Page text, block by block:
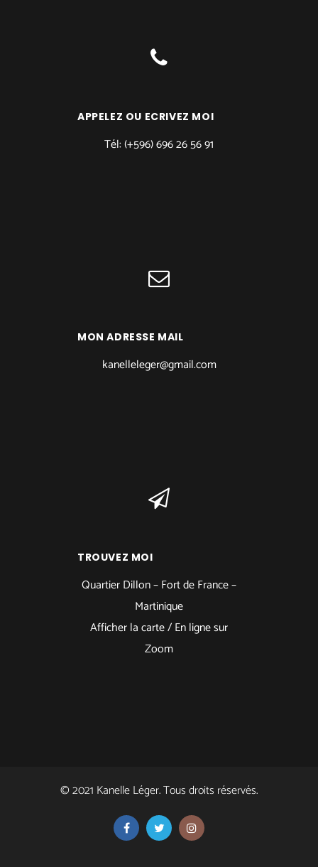
APPELEZ OU ECRIVEZ MOI
Tél: (+596) 696 26 56 91
MON ADRESSE MAIL
kanelleleger@gmail.com
TROUVEZ MOI
Quartier Dillon – Fort de France –
Martinique
Afficher la carte /En ligne sur
Zoom
© 2021 Kanelle Léger. Tous droits réservés.